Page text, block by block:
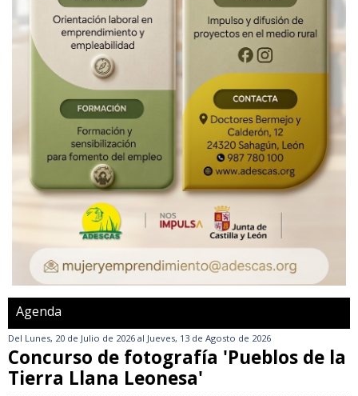
Agenda
Del Lunes, 20 de Julio de 2026 al Jueves, 13 de Agosto de 2026
Concurso de fotografía 'Pueblos de la
Tierra Llana Leonesa'